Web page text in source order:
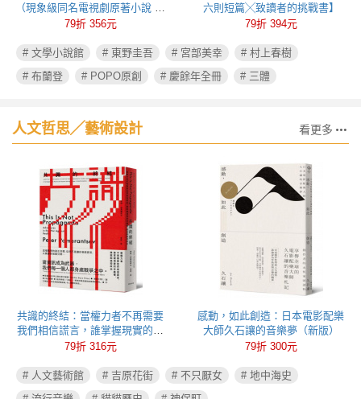
（現象級同名電視劇原著小說 全
球冰球羅曼史狂潮代表作）
79折 356元
六則短篇╳致讀者的挑戰書】
79折 394元
# 文學小說館 # 東野圭吾 # 宮部美幸
# 村上春樹
# 布蘭登
# POPO原創 # 慶餘年全冊 # 三體
人文哲思╱藝術設計 看更多
共識的終結：當權力者不再需要
我們相信謊言，誰掌握現實的定
義權，誰就能操控政治
79折 316元
感動，如此創造：日本電影配樂
大師久石讓的音樂夢（新版）
79折 300元
# 人文藝術館 # 吉原花街 # 不只厭女
# 地中海史